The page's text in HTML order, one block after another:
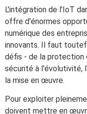
L'intégration de l'IoT
offre d'énormes
numérique des
innovants. Il faut
défis - de la protection
sécurité à l'évolutivité,
la mise en œuvre.
Pour exploiter
doivent mettre en